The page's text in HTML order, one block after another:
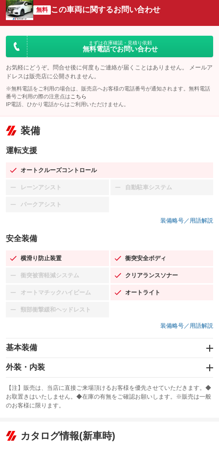
無料 この車両に関するお問い合わせ
まずは在庫確認・見積り依頼
無料電話でお問い合わせ
お気軽にどうぞ。問合せ後に何度もご連絡が届くことはありません。 メールア
ドレスは販売店に公開されません。
※無料電話をご利用の場合は、販売店へお客様の電話番号が通知されます。無料電話
番号ご利用の際の注意点は こちら
IP電話、ひかり電話からはご利用いただけません。
装備
運転支援
オートクルーズコントロール
：装備あり
レーンアシスト
：装備なし 自動駐車システム
：装備なし
パークアシスト
：装備なし
装備略号／用語解説
安全装備
横滑り防止装置
：装備あり 衝突安全ボディ
：装備あり
衝突被害軽減システム
：装備なし クリアランスソナー
：装備あり
オートマチックハイビーム
：装備なし オートライト
：装備あり
頸部衝撃緩和ヘッドレスト
：装備なし
装備略号／用語解説
基本装備
エアバッグ：運転席/助手席/サイド
：装備あり
：装備あり
サンルーフ
：装備なし ABS
リフトアップ
：装備なし
外装・内装
カーナビ：メモリーナビ他
：装備あり
TV：フルセグ
：装備あり
ビジュアル：-／DVD再生
：装備あり
【注】販売は、当店に直接ご来場頂けるお客様を優先させていただきます。◆
お取置きはいたしません。◆在庫の有無をご確認お願いします。※販売は一般
のお客様に限ります。
カタログ情報(新車時)